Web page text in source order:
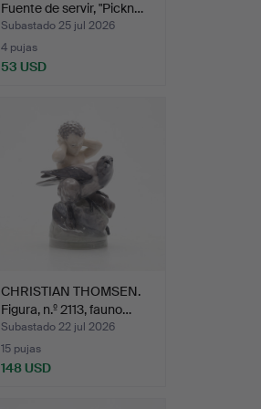
Fuente de servir, "Pickn…
Subastado 25 jul 2026
4 pujas
53 USD
CHRISTIAN THOMSEN.
Figura, n.º 2113, fauno…
Subastado 22 jul 2026
15 pujas
148 USD